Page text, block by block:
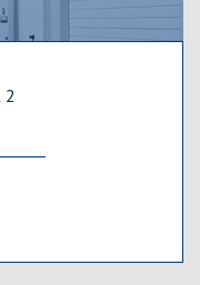
2